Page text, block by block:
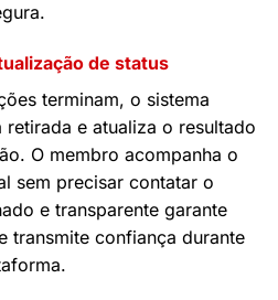
de status
terminam, o sistema
retirada e atualiza o resultado
O membro acompanha o
sem precisar contatar o
e transparente garante
transmite confiança durante